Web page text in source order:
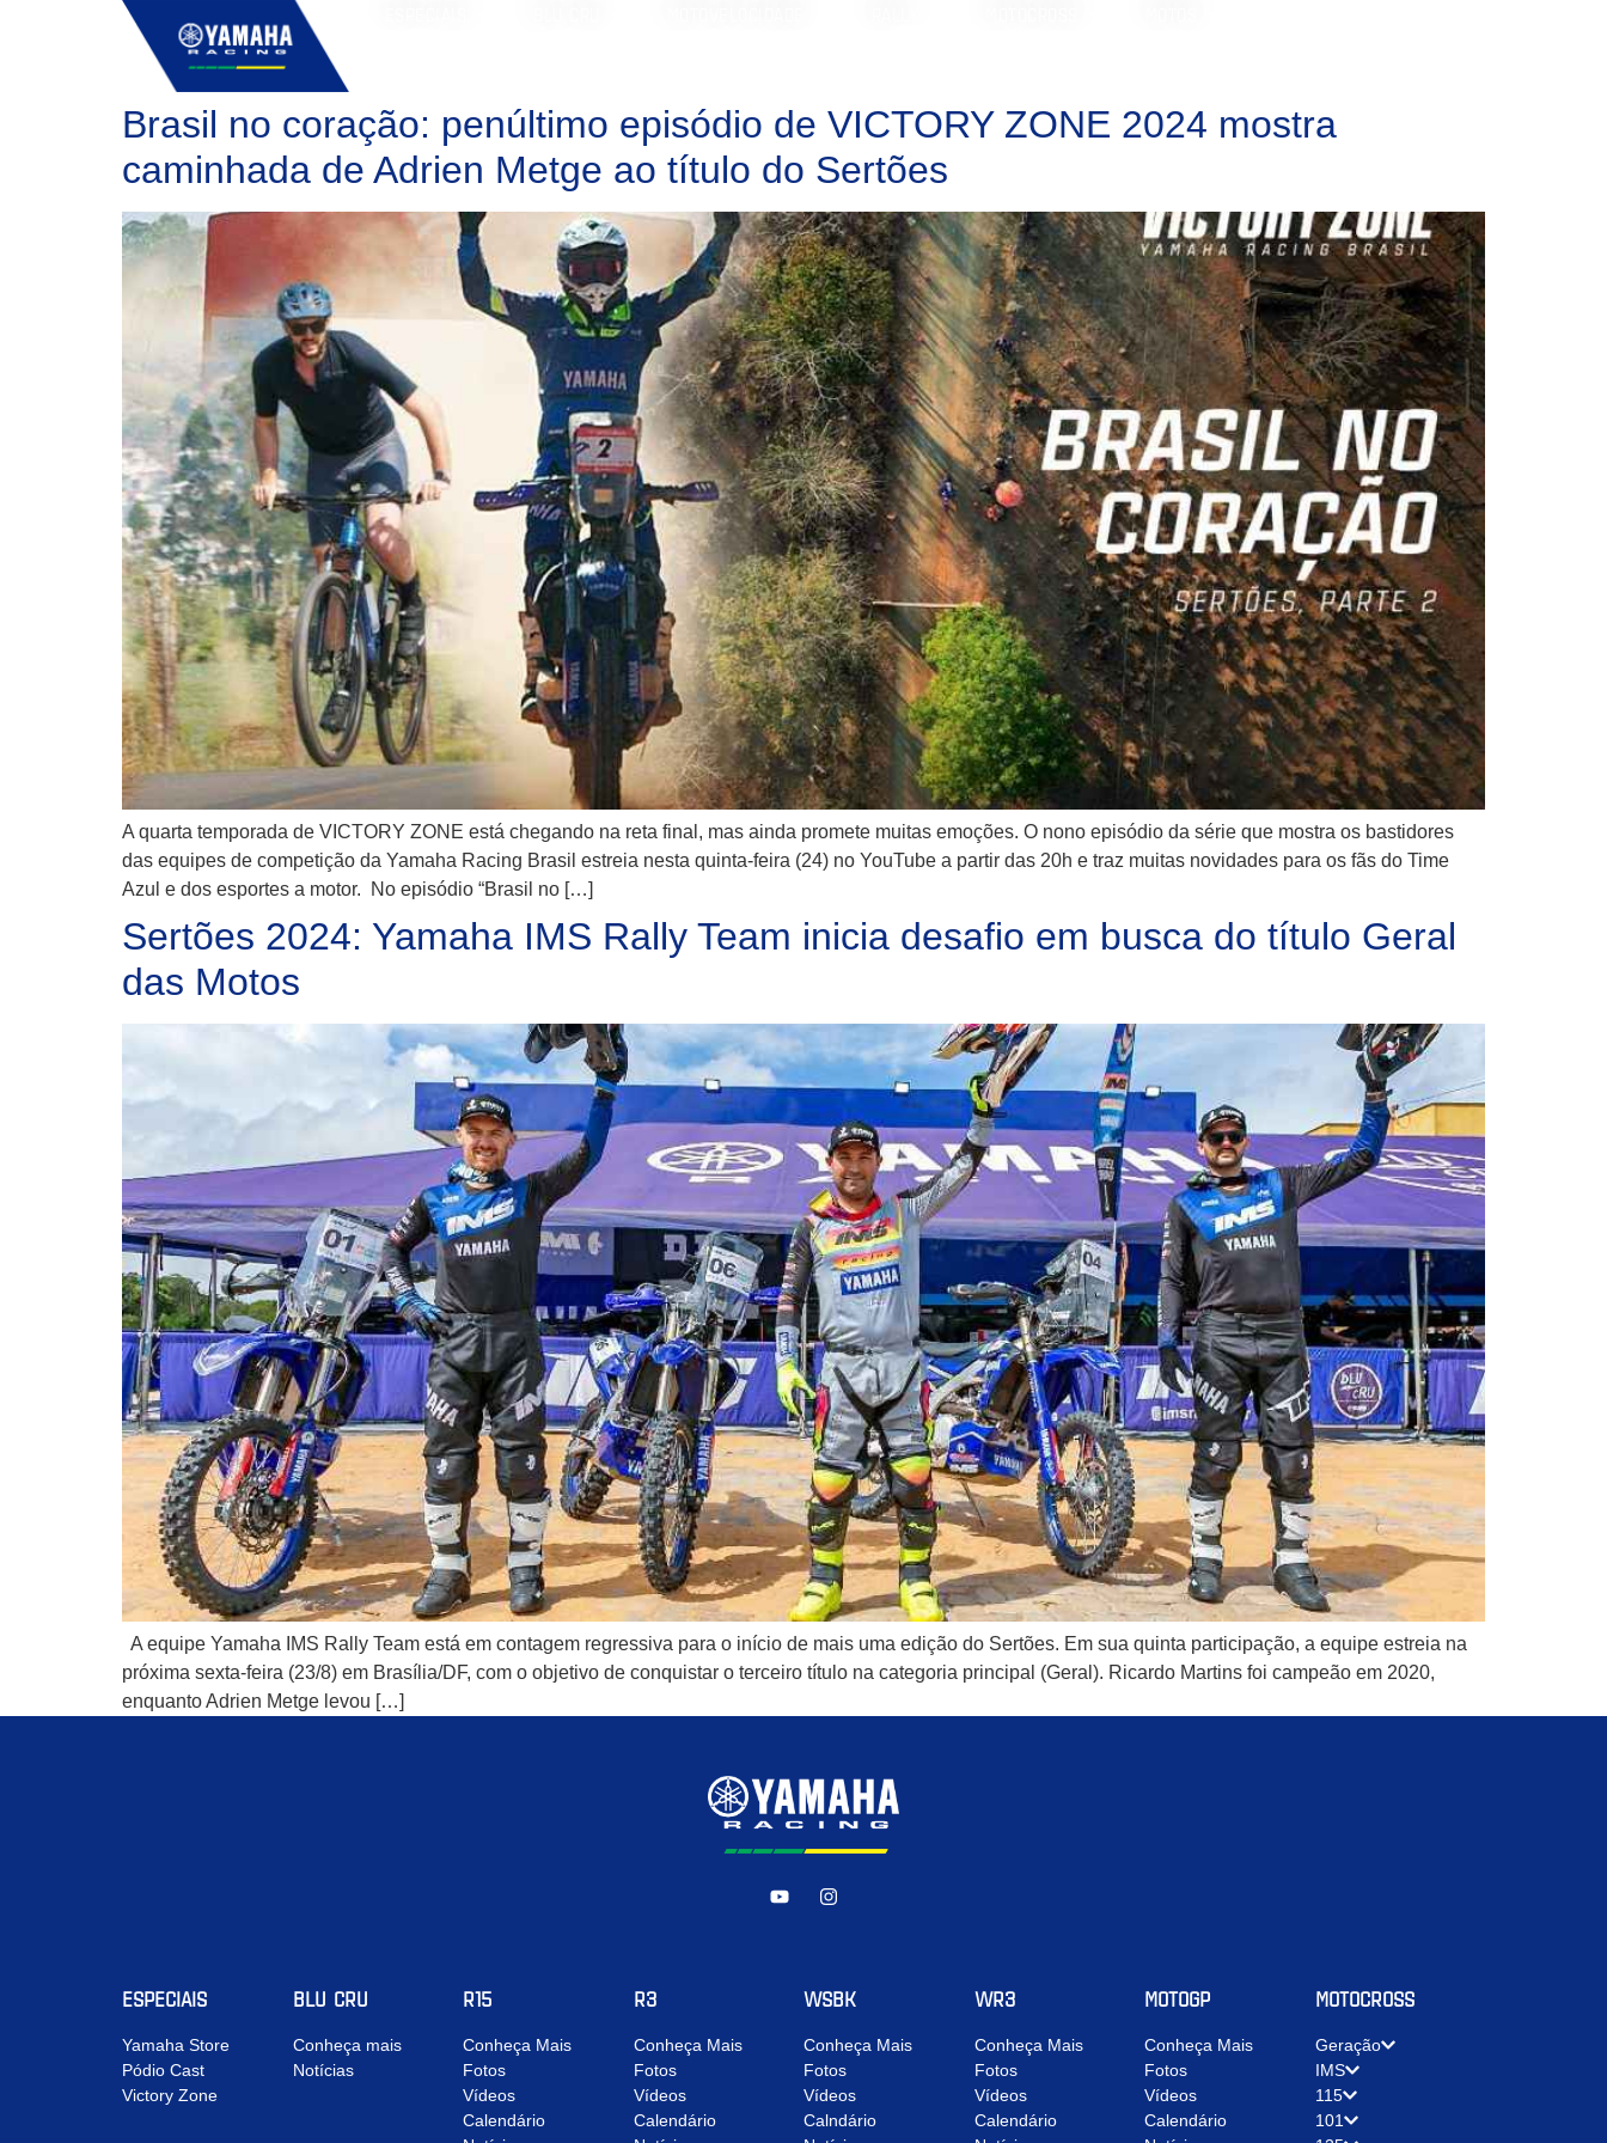
Brasil no coração: penúltimo episódio de VICTORY ZONE 2024 mostra
caminhada de Adrien Metge ao título do Sertões
A quarta temporada de VICTORY ZONE está chegando na reta final, mas ainda promete muitas emoções. O nono episódio da série que mostra os bastidores
das equipes de competição da Yamaha Racing Brasil estreia nesta quinta-feira (24) no YouTube a partir das 20h e traz muitas novidades para os fãs do Time
Azul e dos esportes a motor. No episódio “Brasil no […]
Sertões 2024: Yamaha IMS Rally Team inicia desafio em busca do título Geral
das Motos
A equipe Yamaha IMS Rally Team está em contagem regressiva para o início de mais uma edição do Sertões. Em sua quinta participação, a equipe estreia na
próxima sexta-feira (23/8) em Brasília/DF, com o objetivo de conquistar o terceiro título na categoria principal (Geral). Ricardo Martins foi campeão em 2020,
enquanto Adrien Metge levou […]
ESPECIAIS
Yamaha Store
Pódio Cast
Victory Zone
BLU CRU
Conheça mais
Notícias
R15
Conheça Mais
Fotos
Vídeos
Calendário
R3
Conheça Mais
Fotos
Vídeos
Calendário
WSBK
Conheça Mais
Fotos
Vídeos
Calndário
WR3
Conheça Mais
Fotos
Vídeos
Calendário
MOTOGP
Conheça Mais
Fotos
Vídeos
Calendário
MOTOCROSS
Geração
IMS
115
101